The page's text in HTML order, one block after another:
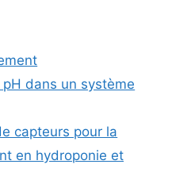
dans un système
capteurs pour la
en hydroponie et